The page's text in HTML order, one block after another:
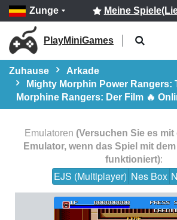
Zunge Meine
PlayMiniGames
Zuhause
Arkade
Mighty Morphin Power Rangers:
Morphine Rangers: Der Film 🔥
Emulatoren (Versuchen Sie es
Emulator, wenn das Spiel mit
funktioniert):
EJS (Multiplayer) Nes Box